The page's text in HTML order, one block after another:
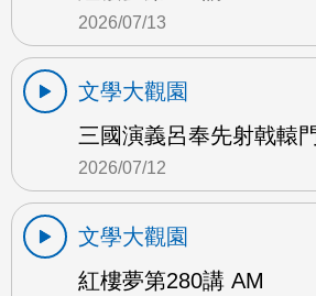
2026/07/13
文學大觀園
三國演義呂奉先射戟轅
2026/07/12
文學大觀園
紅樓夢第280講 AM